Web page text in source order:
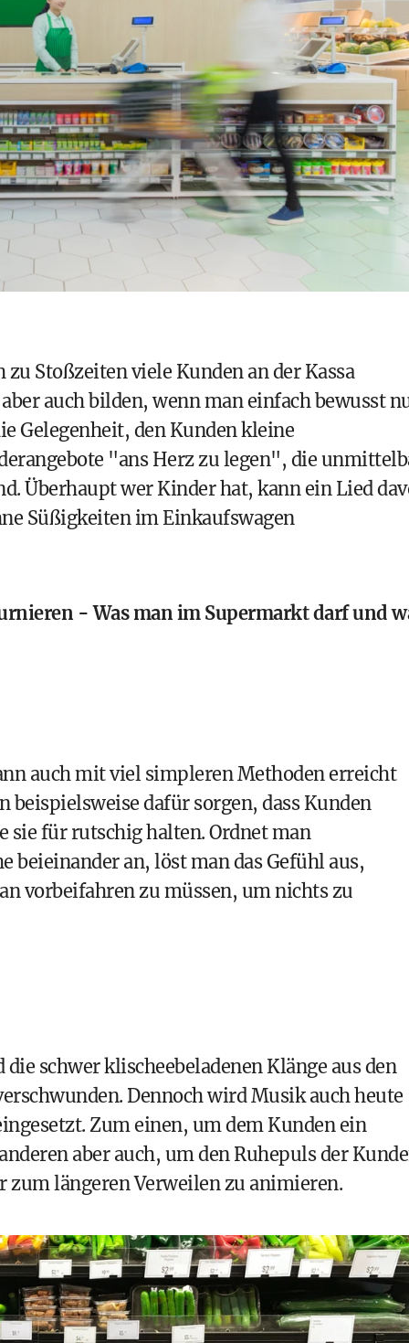
Stoßzeiten viele Kunden an der Kassa
auch bilden, wenn man einfach bewusst
Gelegenheit, den Kunden kleine
"ans Herz zu legen", die
Überhaupt wer Kinder hat, kann ein Lied
Süßigkeiten im Einkaufswagen
- Was man im Supermarkt darf und
auch mit viel simpleren Methoden erreicht
beispielsweise dafür sorgen, dass Kunden
sie für rutschig halten. Ordnet man
beieinander an, löst man das Gefühl aus,
vorbeifahren zu müssen, um nichts zu
schwer klischeebeladenen Klänge aus den
Dennoch wird Musik auch heute
Zum einen, um dem Kunden ein
aber auch, um den Ruhepuls der
zum längeren Verweilen zu animieren.